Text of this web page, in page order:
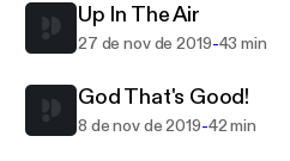
Up In The Air
27 de nov de 2019-43 min
God That's Good!
8 de nov de 2019-42 min